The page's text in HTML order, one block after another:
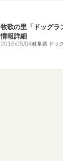
牧歌の里「ドッグラ
情報詳細
2018/05/04岐阜県 ドッ